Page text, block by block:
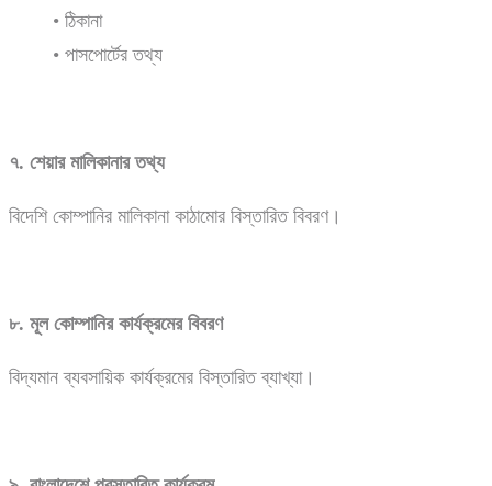
• ঠিকানা
• পাসপোর্টের তথ্য
৭. শেয়ার মালিকানারতথ্য
বিদেশি কোম্পানির মালিকানা কাঠামোর বিস্তারিত বিবরণ।
৮. মূল কোম্পানির কার্যক্রমের বিবরণ
বিদ্যমান ব্যবসায়িক কার্যক্রমের বিস্তারিত ব্যাখ্যা।